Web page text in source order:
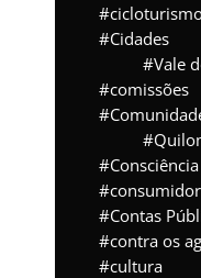
Cidades
Vale
comissões
consumidor
Contas
contra os
cultura